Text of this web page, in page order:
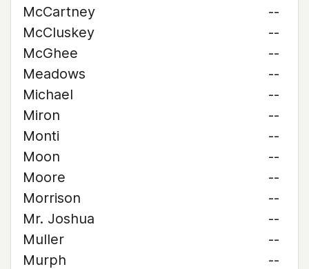
McCartney
--
McCluskey
--
McGhee
--
Meadows
--
Michael
--
Miron
--
Monti
--
Moon
--
Moore
--
Morrison
--
Mr. Joshua
--
Muller
--
Murph
--